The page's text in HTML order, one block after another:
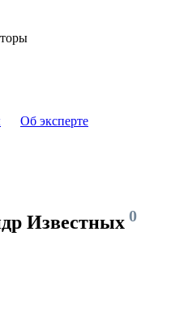
Об эксперте
Известных 0